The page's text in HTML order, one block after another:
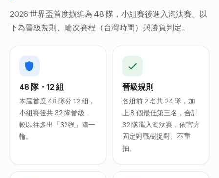
2026 世界盃首度擴編為 48 隊，小組賽後進入淘汰賽。以
下為晉級規則、輪次賽程（台灣時間）與勝負判定。
48 隊・12 組
本屆首度 48 隊分 12 組，
小組賽後共 32 隊晉級，
較以往多出「32強」這一
輪。
晉級規則
各組前 2 名共 24 隊，加
上 8 個最佳第三名，合計
32 隊進入淘汰賽，依官方
固定對戰樹捉對、不重
抽。